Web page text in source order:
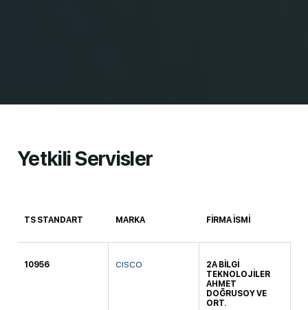
Yetkili Servisler
TS STANDART MARKA FİRMA İSMİ
10956 CISCO
2A BİLGİ
TEKNOLOJİLER
AHMET
DOĞRUSOY VE
ORT.